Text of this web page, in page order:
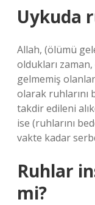
Uykuda
Allah, (ölümü
oldukları
gelmemiş
olarak ruhlarını
takdir edileni
ise (ruhlarını
vakte kadar
Ruhlar
mi?